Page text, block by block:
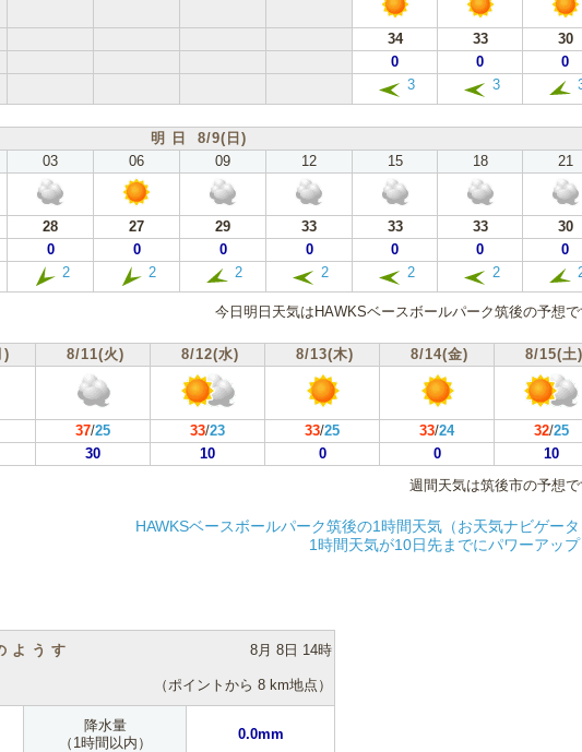
34 33
30
0 0
0
3 3
明 日 8/9(日)
03 06 09 12 15 18
21
28 27 29 33 33 33
30
0 0 0 0 0 0
0
2 2 2 2 2 2
今日明日天気はHAWKSベースボールパーク筑後の予想で
) 8/11(火) 8/12(水) 8/13(木) 8/14(金) 8/15(土)
37/25 33/23 33/25 33/24 32/25
30 10 0 0
10
週間天気は筑後市の予想で
HAWKSベースボールパーク筑後の1時間天気（お天気ナビゲータ
1時間天気が10日先までにパワーアップ
ようす 8月 8日 14時
（ポイントから 8 km地点）
降水量
（1時間以内）
0.0mm